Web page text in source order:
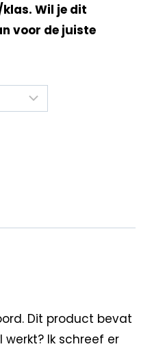
Wil je dit
voor de juiste
Dit product bevat
Ik schreef er